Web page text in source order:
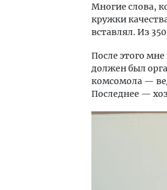
Многие слова,
кружки
вставлял. Из
После этого
должен был
комсомола —
Последнее —